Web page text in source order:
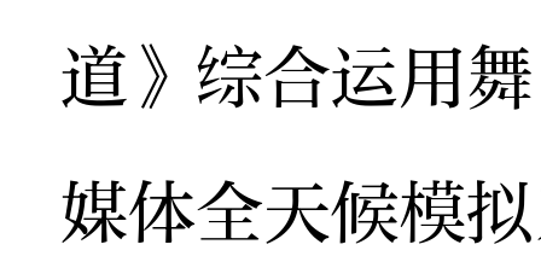
道》综合运用
媒体全天候模